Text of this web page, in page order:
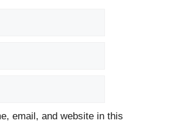
email, and website in this